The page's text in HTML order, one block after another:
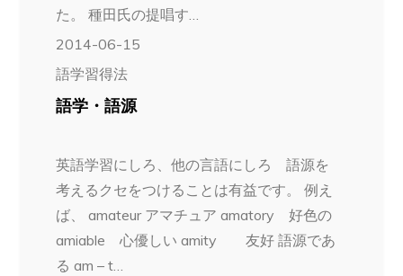
た。 種田氏の提唱す…
2014-06-15
語学習得法
語学・語源
英語学習にしろ、他の言語にしろ 語源を
考えるクセをつけることは有益です。 例え
ば、 amateur アマチュア amatory 好色の
amiable 心優しい amity 友好 語源であ
る am – t…